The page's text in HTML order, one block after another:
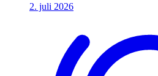
2. juli 2026